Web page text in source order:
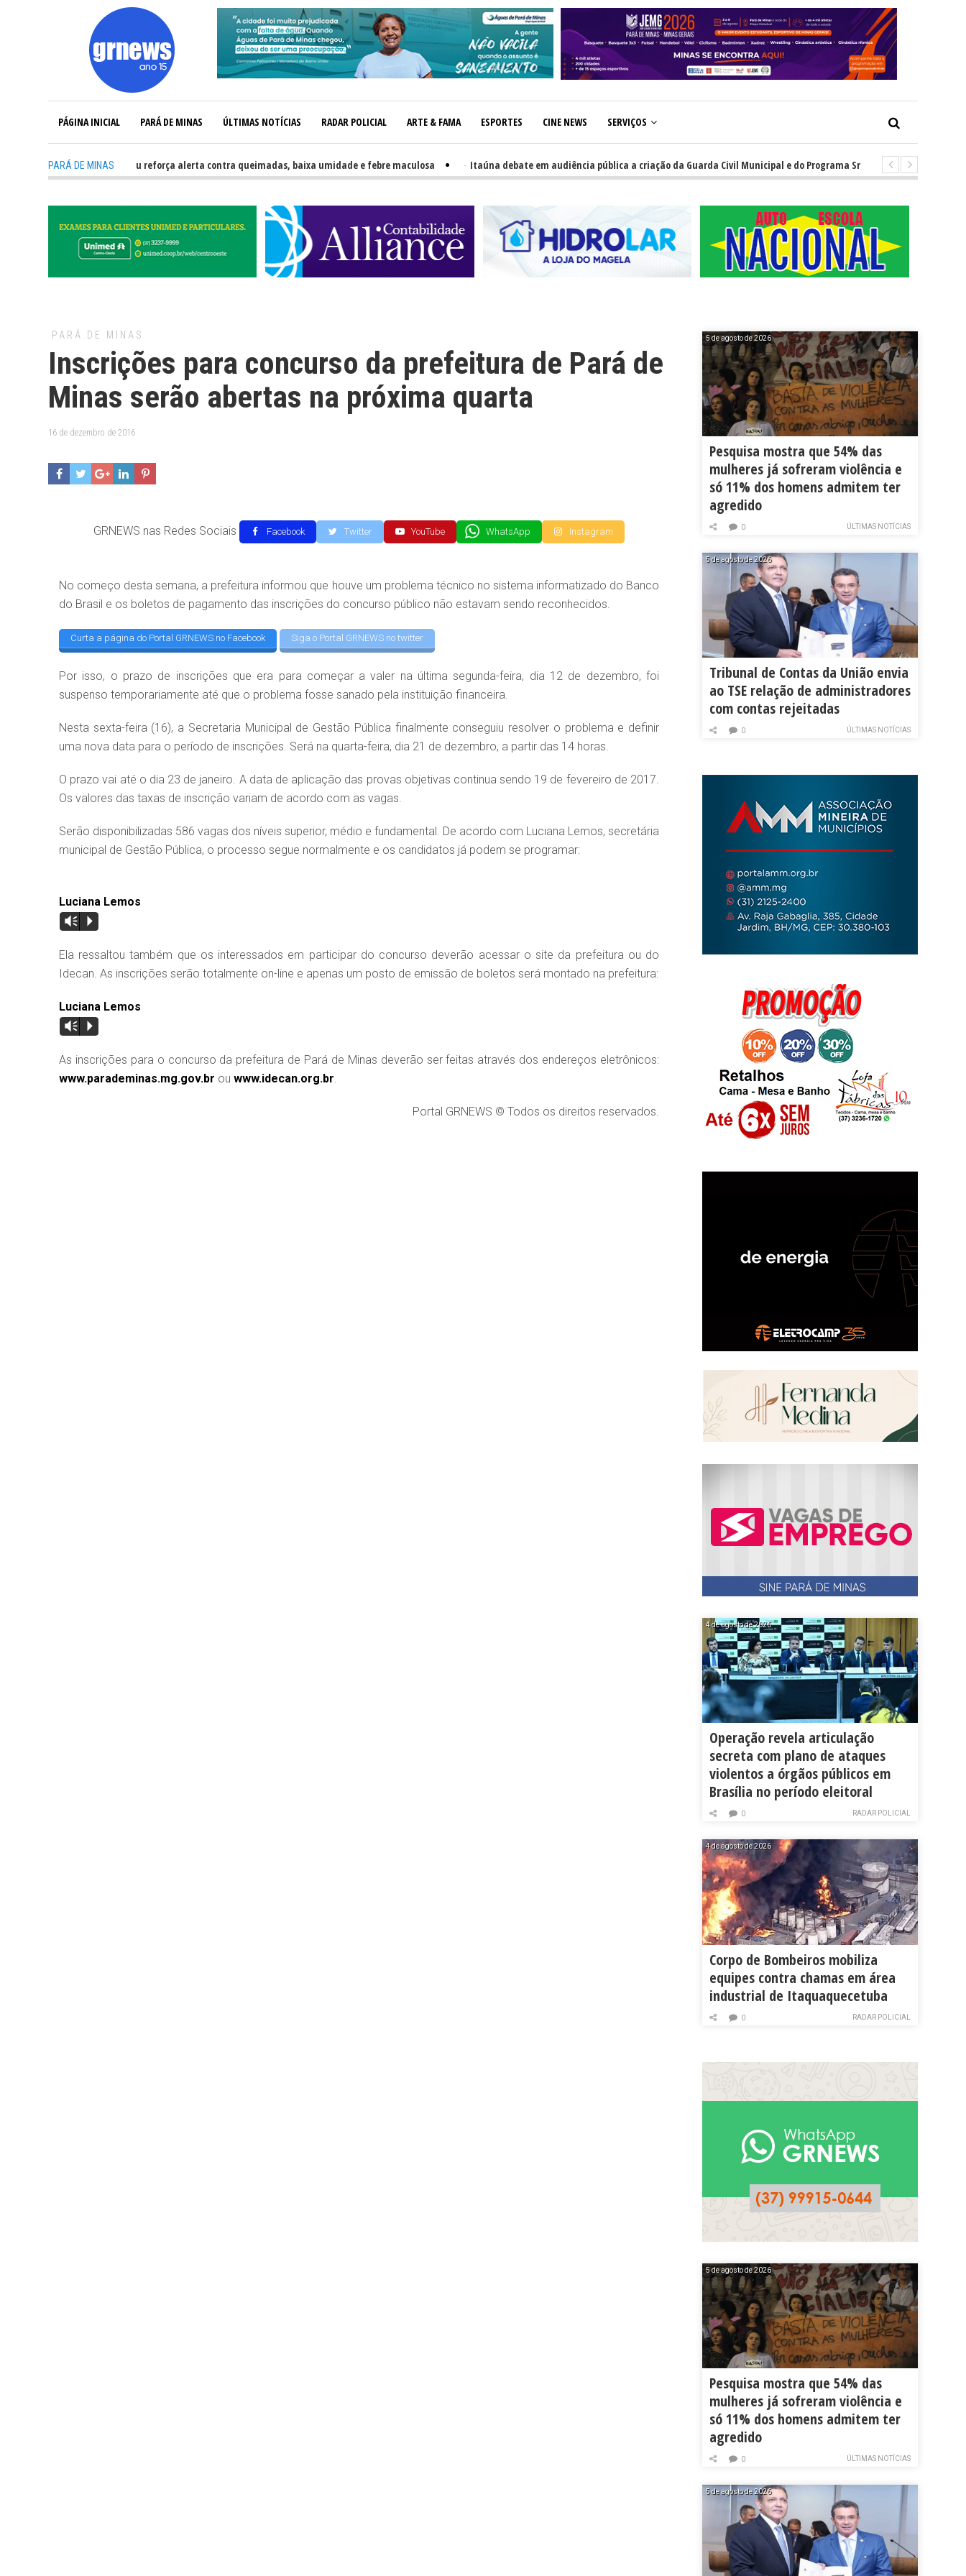
PÁGINA INICIAL PARÁ DE MINAS ÚLTIMAS NOTÍCIAS RADAR POLICIAL ARTE & FAMA ESPORTES CINE NEWS SERVIÇOS
PARÁ DE MINAS
Civil Carmo do Cajuru reforça alerta contra queimadas, baixa umidade e febre maculosa Itaúna debate em audiência pública a criação da Guarda Civil Municipal e do Programa Smart Ita para
PARÁ DE MINAS
Inscrições para concurso da prefeitura de Pará de
Minas serão abertas na próxima quarta
16 de dezembro de 2016
GRNEWS nas Redes Sociais Facebook Twitter YouTube WhatsApp Instagram
No começo desta semana, a prefeitura informou que houve um problema técnico no sistema informatizado do Banco
do Brasil e os boletos de pagamento das inscrições do concurso público não estavam sendo reconhecidos.
Curta a página do Portal GRNEWS no Facebook Siga o Portal GRNEWS no twitter
Por isso, o prazo de inscrições que era para começar a valer na última segunda-feira, dia 12 de dezembro, foi
suspenso temporariamente até que o problema fosse sanado pela instituição financeira.
Nesta sexta-feira (16), a Secretaria Municipal de Gestão Pública finalmente conseguiu resolver o problema e definir
uma nova data para o período de inscrições. Será na quarta-feira, dia 21 de dezembro, a partir das 14 horas.
O prazo vai até o dia 23 de janeiro. A data de aplicação das provas objetivas continua sendo 19 de fevereiro de 2017.
Os valores das taxas de inscrição variam de acordo com as vagas.
Serão disponibilizadas 586 vagas dos níveis superior, médio e fundamental. De acordo com Luciana Lemos, secretária
municipal de Gestão Pública, o processo segue normalmente e os candidatos já podem se programar:
Luciana Lemos
Vm P
Ela ressaltou também que os interessados em participar do concurso deverão acessar o site da prefeitura ou do
Idecan. As inscrições serão totalmente on-line e apenas um posto de emissão de boletos será montado na prefeitura:
Luciana Lemos
Vm P
As inscrições para o concurso da prefeitura de Pará de Minas deverão ser feitas através dos endereços eletrônicos:
www.parademinas.mg.gov.br ou www.idecan.org.br
Portal GRNEWS © Todos os direitos reservados.
5 de agosto de 2026
Pesquisa mostra que 54% das
mulheres já sofreram violência e
só 11% dos homens admitem ter
agredido
ÚLTIMAS NOTÍCIAS
0
5 de agosto de 2026
Tribunal de Contas da União envia
ao TSE relação de administradores
com contas rejeitadas
ÚLTIMAS NOTÍCIAS
0
4 de agosto de 2026
Operação revela articulação
secreta com plano de ataques
violentos a órgãos públicos em
Brasília no período eleitoral
RADAR POLICIAL
0
4 de agosto de 2026
Corpo de Bombeiros mobiliza
equipes contra chamas em área
industrial de Itaquaquecetuba
RADAR POLICIAL
0
5 de agosto de 2026
Pesquisa mostra que 54% das
mulheres já sofreram violência e
só 11% dos homens admitem ter
agredido
ÚLTIMAS NOTÍCIAS
0
5 de agosto de 2026